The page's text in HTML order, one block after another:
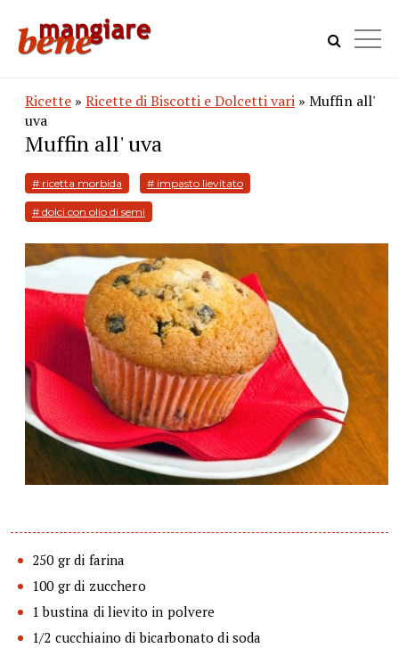
Ricette » Ricette di Biscotti e Dolcetti vari » Muffin all'
uva
Muffin all' uva
# ricetta morbida # impasto lievitato
# dolci con olio di semi
250 gr di farina
100 gr di zucchero
1 bustina di lievito in polvere
1/2 cucchiaino di bicarbonato di soda